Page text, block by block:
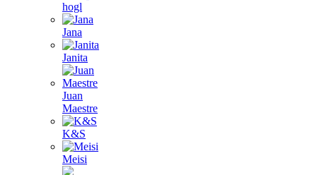
hogl
Jana
Janita
Juan
Maestre
K&S
Meisi